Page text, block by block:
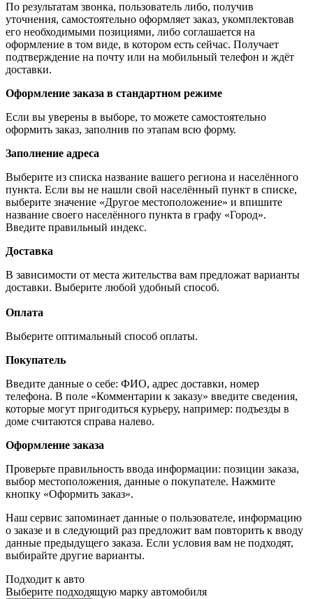
По результатам звонка, пользователь либо, получив
уточнения, самостоятельно оформляет заказ, укомплектовав
его необходимыми позициями, либо соглашается на
оформление в том виде, в котором есть сейчас. Получает
подтверждение на почту или на мобильный телефон и ждёт
доставки.
Оформление заказа в стандартном режиме
Если вы уверены в выборе, то можете самостоятельно
оформить заказ, заполнив по этапам всю форму.
Заполнение адреса
Выберите из списка название вашего региона и населённого
пункта. Если вы не нашли свой населённый пункт в списке,
выберите значение «Другое местоположение» и впишите
название своего населённого пункта в графу «Город».
Введите правильный индекс.
Доставка
В зависимости от места жительства вам предложат варианты
доставки. Выберите любой удобный способ.
Оплата
Выберите оптимальный способ оплаты.
Покупатель
Введите данные о себе: ФИО, адрес доставки, номер
телефона. В поле «Комментарии к заказу» введите сведения,
которые могут пригодиться курьеру, например: подъезды в
доме считаются справа налево.
Оформление заказа
Проверьте правильность ввода информации: позиции заказа,
выбор местоположения, данные о покупателе. Нажмите
кнопку «Оформить заказ».
Наш сервис запоминает данные о пользователе, информацию
о заказе и в следующий раз предложит вам повторить к вводу
данные предыдущего заказа. Если условия вам не подходят,
выбирайте другие варианты.
Подходит к авто
Выберите подходящую марку автомобиля